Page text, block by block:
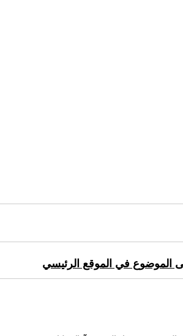
الموضوع في الموقع الرئيسي